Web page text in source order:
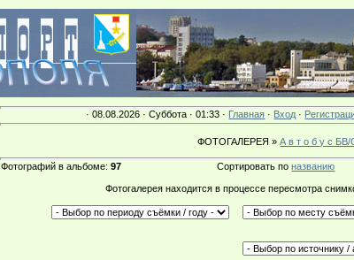
· 08.08.2026 · Суббота · 01:33 · Главная · Вход ·
ФОТОГАЛЕРЕЯ »А в т о б у с
Фотографий в альбоме:97 Сортировать поназванию
Фотогалерея находится в процессе пересмотра